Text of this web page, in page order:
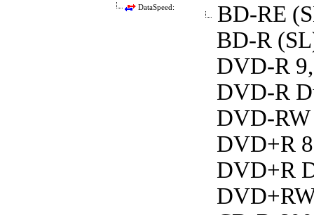
DataSpeed:
BD-RE
BD-R
DVD-R
DVD-R
DVD-RW
DVD+R
DVD+R